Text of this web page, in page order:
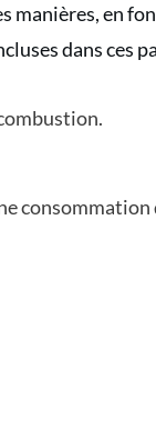
manières, en
dans ces
consommation